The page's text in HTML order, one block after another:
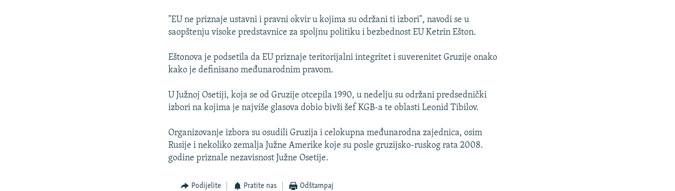
"EU ne priznaje ustavni i pravni okvir u kojima su održani ti izbori", navodi se u
saopštenju visoke predstavnice za spoljnu politiku i bezbednost EU Ketrin Ešton.
Eštonova je podsetila da EU priznaje teritorijalni integritet i suverenitet Gruzije onako
kako je definisano međunarodnim pravom.
U Južnoj Osetiji, koja se od Gruzije otcepila 1990, u nedelju su održani predsednički
izbori na kojima je najviše glasova dobio bivši šef KGB-a te oblasti Leonid Tibilov.
Organizovanje izbora su osudili Gruzija i celokupna međunarodna zajednica, osim
Rusije i nekoliko zemalja Južne Amerike koje su posle gruzijsko-ruskog rata 2008.
godine priznale nezavisnost Južne Osetije.
Podijelite Pratite nas Odštampaj